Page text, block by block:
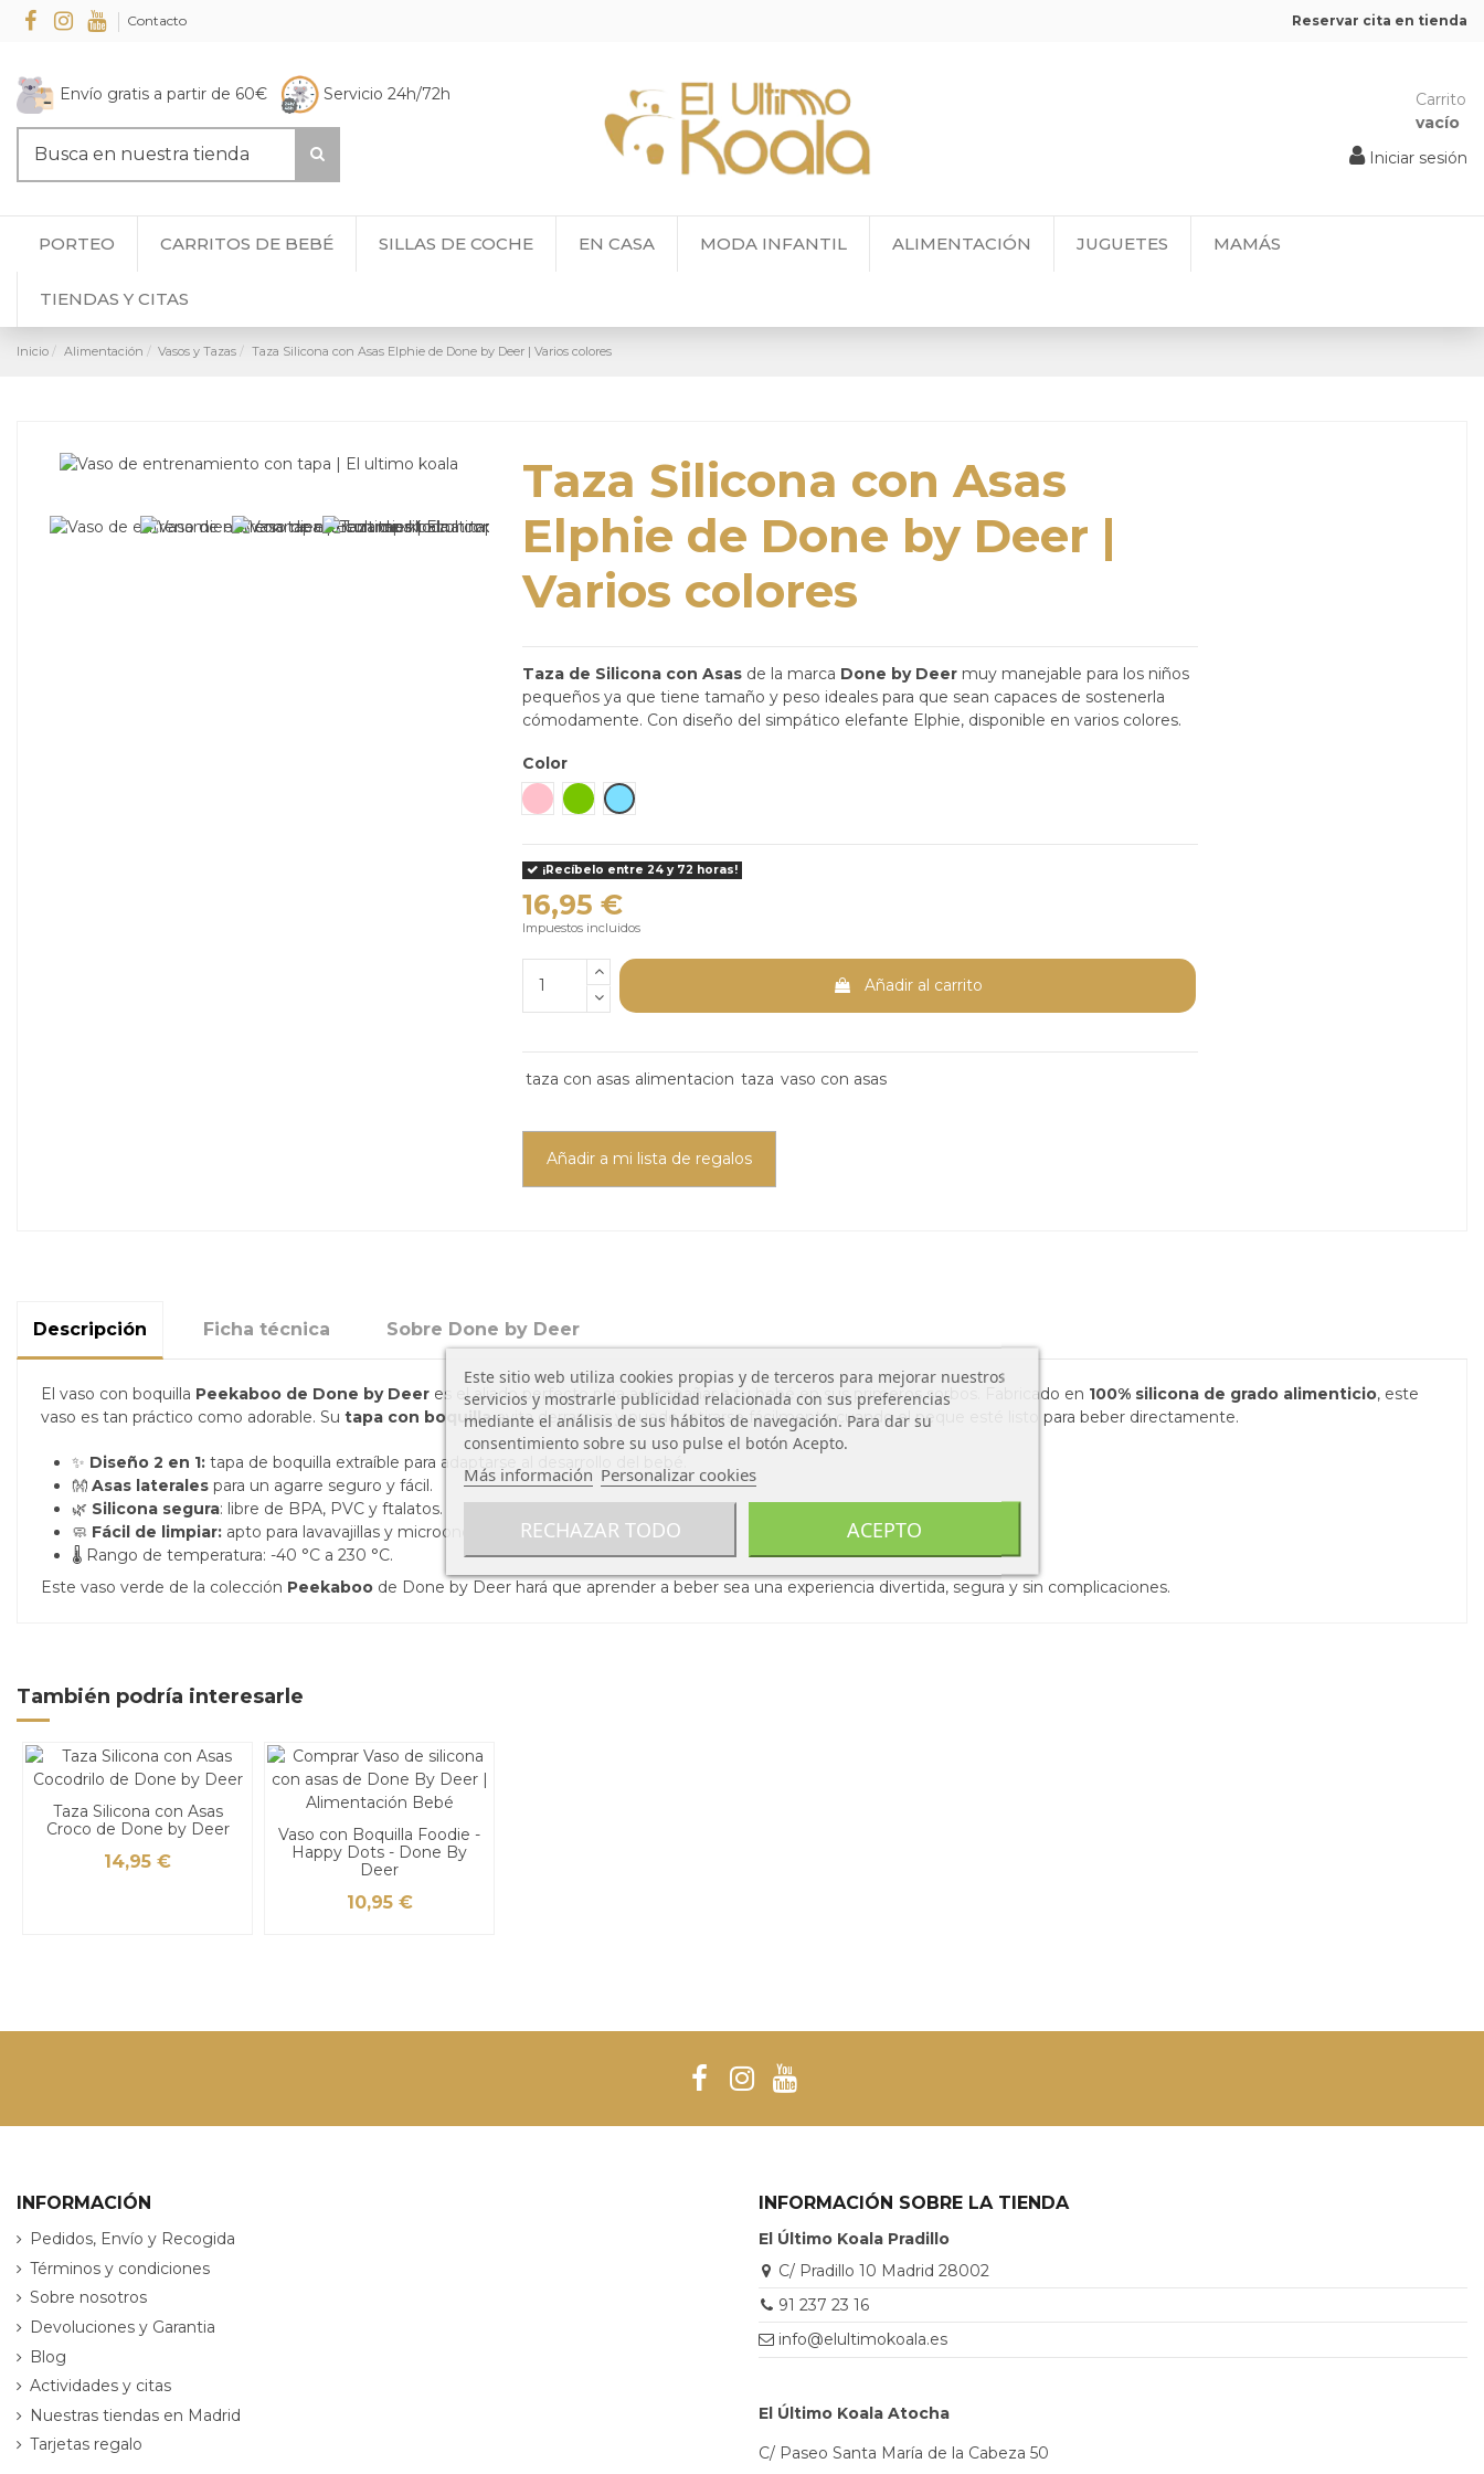
Contacto Reservar cita en tienda
Envío gratis a partir de 60€ Servicio 24h/72h
Carrito
vacío
Iniciar sesión
PORTEO CARRITOS DE BEBÉ SILLAS DE COCHE EN CASA MODA INFANTIL ALIMENTACIÓN JUGUETES MAMÁS
TIENDAS Y CITAS
Inicio Alimentación Vasos y Tazas Taza Silicona con Asas Elphie de Done by Deer | Varios colores
Taza Silicona con Asas
Elphie de Done by Deer |
Varios colores
Taza de Silicona con Asas de la marca Done by Deer muy manejable para los niños
pequeños ya que tiene tamaño y peso ideales para que sean capaces de sostenerla
cómodamente. Con diseño del simpático elefante Elphie, disponible en varios colores.
Color
Rosa claro
Verde Azul Pastel
¡Recíbelo entre 24 y 72 horas!
16,95 €
Impuestos incluidos
Añadir al carrito
taza con asas alimentacion taza vaso con asas
Añadir a mi lista de regalos
Descripción Ficha técnica Sobre Done by Deer
El vaso con boquilla Peekaboo de Done by Deer es el aliado perfecto para acompañar a tu bebé en sus primeros sorbos. Fabricado en 100% silicona de grado alimenticio, este
vaso es tan práctico como adorable. Su tapa con boquillaevita derrames y puede retirarse fácilmente cuando el peque esté listo para beber directamente.
✨ Diseño 2 en 1: tapa de boquilla extraíble para adaptarse al desarrollo del bebé.
👐 Asas laterales para un agarre seguro y fácil.
🌿 Silicona segura: libre de BPA, PVC y ftalatos.
🧼 Fácil de limpiar: apto para lavavajillas y microondas.
🌡 Rango de temperatura: -40 °C a 230 °C.
Este vaso verde de la colección Peekaboo de Done by Deer hará que aprender a beber sea una experiencia divertida, segura y sin complicaciones.
También podría interesarle
Taza Silicona con Asas
Croco de Done by Deer
14,95 €
Vaso con Boquilla Foodie -
Happy Dots - Done By
Deer
10,95 €
INFORMACIÓN
Pedidos, Envío y Recogida
Términos y condiciones
Sobre nosotros
Devoluciones y Garantia
Blog
Actividades y citas
Nuestras tiendas en Madrid
Tarjetas regalo
INFORMACIÓN SOBRE LA TIENDA
El Último Koala Pradillo
C/ Pradillo 10 Madrid 28002
91 237 23 16
info@elultimokoala.es
El Último Koala Atocha
C/ Paseo Santa María de la Cabeza 50
Este sitio web utiliza cookies propias y de terceros para mejorar nuestros
servicios y mostrarle publicidad relacionada con sus preferencias
mediante el análisis de sus hábitos de navegación. Para dar su
consentimiento sobre su uso pulse el botón Acepto.
Más información Personalizar cookies
RECHAZAR TODO ACEPTO